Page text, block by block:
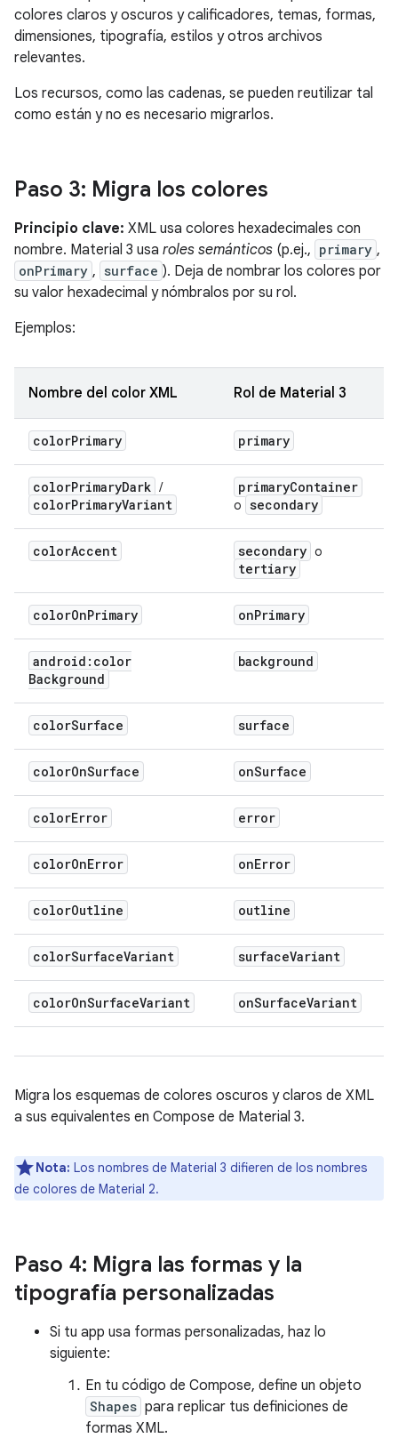
colores claros y oscuros y calificadores, temas, formas,
dimensiones, tipografía, estilos y otros archivos
relevantes.
Los recursos, como las cadenas, se pueden reutilizar tal
como están y no es necesario migrarlos.
Paso 3: Migra los colores
Principio clave: XML usa colores hexadecimales con
nombre. Material 3 usa roles semánticos (p.ej., primary ,
onPrimary , surface ). Deja de nombrar los colores por
su valor hexadecimal y nómbralos por su rol.
Ejemplos:
Nombre del color XML Rol de Material 3
colorPrimary primary
colorPrimaryDark /
colorPrimaryVariant
primaryContainer
o secondary
colorAccent secondary o
tertiary
colorOnPrimary onPrimary
android:color
Background
background
colorSurface surface
colorOnSurface onSurface
colorError error
colorOnError onError
colorOutline outline
colorSurfaceVariant surfaceVariant
colorOnSurfaceVariant onSurfaceVariant
Migra los esquemas de colores oscuros y claros de XML
a sus equivalentes en Compose de Material 3.
Nota: Los nombres de Material 3 difieren de los nombres
de colores de Material 2.
Paso 4: Migra las formas y la
tipografía personalizadas
Si tu app usa formas personalizadas, haz lo
siguiente:
En tu código de Compose, define un objeto
Shapes para replicar tus definiciones de
formas XML.